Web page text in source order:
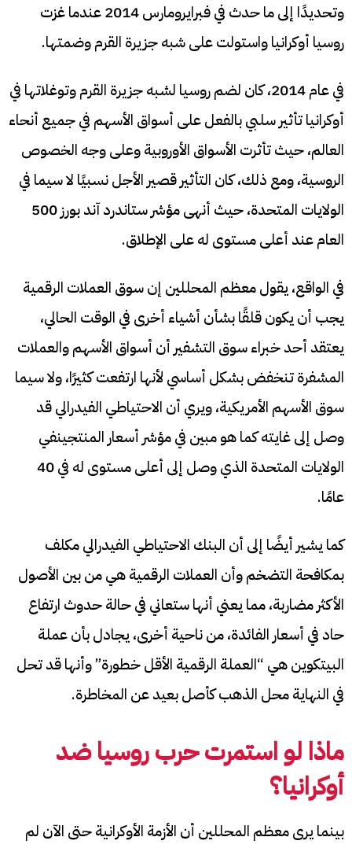
وتحديدًا إلى ما حدث في فبرايرومارس 2014 عندما غزت
روسيا أوكرانيا واستولت على شبه جزيرة القرم وضمتها.
في عام 2014، كان لضم روسيا لشبه جزيرة القرم وتوغلاتها في
أوكرانيا تأثير سلبي بالفعل على أسواق الأسهم في جميع أنحاء
العالم، حيث تأثرت الأسواق الأوروبية وعلى وجه الخصوص
الروسية، ومع ذلك، كان التأثير قصير الأجل نسبيًا لا سيما في
الولايات المتحدة، حيث أنهى مؤشر ستاندرد آند بورز 500
العام عند أعلى مستوى له على الإطلاق.
في الواقع، يقول معظم المحللين إن سوق العملات الرقمية
يجب أن يكون قلقًا بشأن أشياء أخرى في الوقت الحالي،
يعتقد أحد خبراء سوق التشفير أن أسواق الأسهم والعملات
المشفرة تنخفض بشكل أساسي لأنها ارتفعت كثيرًا، ولا سيما
سوق الأسهم الأمريكية، ويري أن الاحتياطي الفيدرالي قد
وصل إلى غايته كما هو مبين في مؤشر أسعار المنتجينفي
الولايات المتحدة الذي وصل إلى أعلى مستوى له في 40
عامًا.
كما يشير أيضًا إلى أن البنك الاحتياطي الفيدرالي مكلف
بمكافحة التضخم وأن العملات الرقمية هي من بين الأصول
الأكثر مضاربة، مما يعني أنها ستعاني في حالة حدوث ارتفاع
حاد في أسعار الفائدة، من ناحية أخرى، يجادل بأن عملة
البيتكوين هي “العملة الرقمية الأقل خطورة” وأنها قد تحل
في النهاية محل الذهب كأصل بعيد عن المخاطرة.
ماذا لو استمرت حرب روسيا ضد
أوكرانيا؟
بينما يرى معظم المحللين أن الأزمة الأوكرانية حتى الآن لم